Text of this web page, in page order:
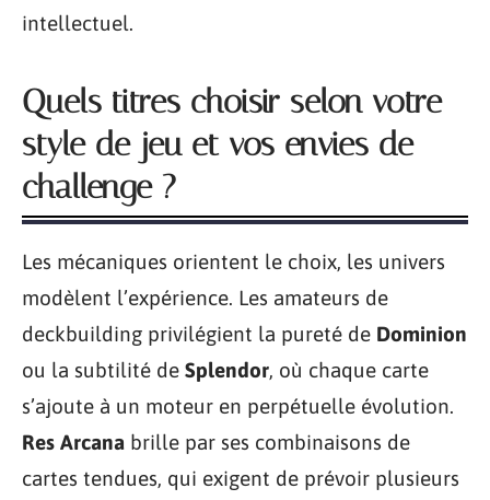
intellectuel.
Quels titres choisir selon votre
style de jeu et vos envies de
challenge ?
Les mécaniques orientent le choix, les univers
modèlent l’expérience. Les amateurs de
deckbuilding privilégient la pureté de Dominion
ou la subtilité de Splendor, où chaque carte
s’ajoute à un moteur en perpétuelle évolution.
Res Arcana brille par ses combinaisons de
cartes tendues, qui exigent de prévoir plusieurs